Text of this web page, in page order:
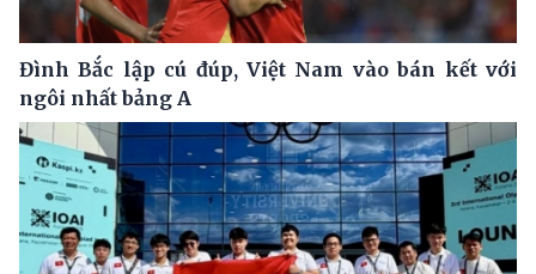
Đình Bắc lập cú đúp, Việt Nam vào bán kết với
ngôi nhất bảng A